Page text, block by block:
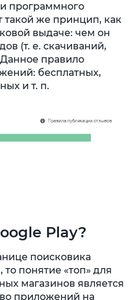
программного
такой же принцип, как
выдаче: чем он
(т. е. скачиваний,
Данное правило
бесплатных,
и т. п.
Play?
поисковика
понятие «топ» для
магазинов является
приложений на